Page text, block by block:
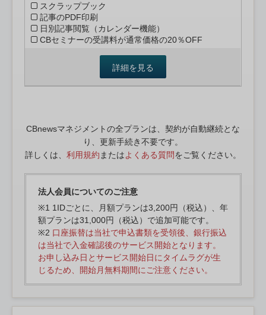
スクラップブック
記事のPDF印刷
日別記事閲覧（カレンダー機能）
CBセミナーの受講料が通常価格の20％OFF
詳細を見る
CBnewsマネジメントの全プランは、契約が自動継続とな
り、更新手続き不要です。
詳しくは、 利用規約 またはよくある質問をご覧ください。
法人会員についてのご注意
※1 1IDごとに、月額プランは3,200円（税込）、年
額プランは31,000円（税込）で追加可能です。
※2 口座振替は当社で申込書類を受領後、銀行振込
は当社で入金確認後のサービス開始となります。
お申し込み日とサービス開始日にタイムラグが生
じるため、開始月無料期間にご注意ください。